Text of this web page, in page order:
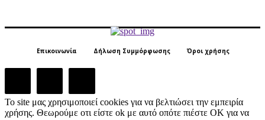
Επικοινωνία Δήλωση Συμμόρφωσης Όροι χρήσης
Το site μας χρησιμοποιεί cookies για να βελτιώσει την εμπειρία
χρήσης. Θεωρούμε οτι είστε ok με αυτό οπότε πιέστε ΟΚ για να